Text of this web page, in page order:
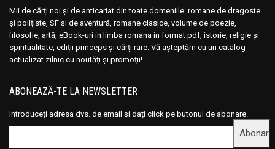
Mii de cărți noi și de anticariat din toate domeniile: romane de dragoste
și polițiste, SF și de aventură, romane clasice, volume de poezie,
filosofie, artă, eBook-uri in limba romana in format pdf, istorie, religie și
spiritualitate, ediții princeps și cărți rare. Vă așteptăm cu un catalog
actualizat zilnic cu noutăți și promoții!
ABONEAZĂ-TE LA NEWSLETTER
Introduceți adresa dvs. de email și dați click pe butonul de abonare.